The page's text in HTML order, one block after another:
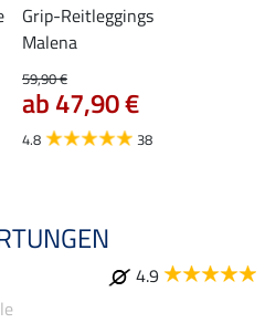
Grip-Reitleggings
Malena
59,90 €
ab 47,90 €
4.8 38
4.9